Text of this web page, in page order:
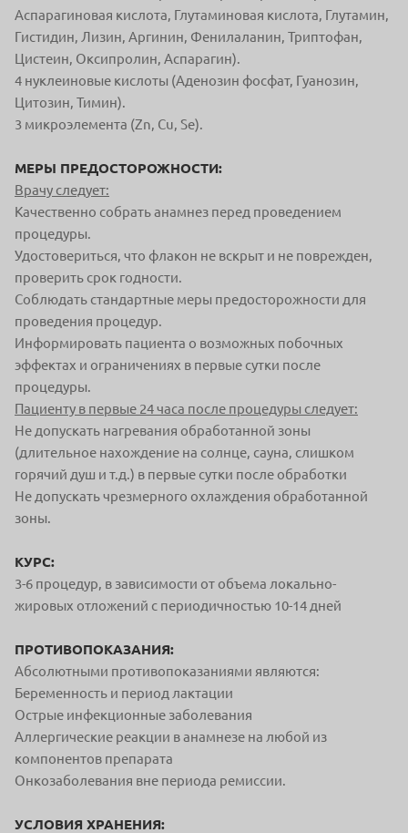
Аспарагиновая кислота, Глутаминовая кислота, Глутамин,
Гистидин, Лизин, Аргинин, Фенилаланин, Триптофан,
Цистеин, Оксипролин, Аспарагин).
4 нуклеиновые кислоты (Аденозин фосфат, Гуанозин,
Цитозин, Тимин).
3 микроэлемента (Zn, Cu, Se).
МЕРЫ ПРЕДОСТОРОЖНОСТИ:
Врачу следует:
Качественно собрать анамнез перед проведением
процедуры.
Удостовериться, что флакон не вскрыт и не поврежден,
проверить срок годности.
Соблюдать стандартные меры предосторожности для
проведения процедур.
Информировать пациента о возможных побочных
эффектах и ограничениях в первые сутки после
процедуры.
Пациенту в первые 24 часа после процедуры следует:
Не допускать нагревания обработанной зоны
(длительное нахождение на солнце, сауна, слишком
горячий душ и т.д.) в первые сутки после обработки
Не допускать чрезмерного охлаждения обработанной
зоны.
КУРС:
3-6 процедур, в зависимости от объема локально-
жировых отложений с периодичностью 10-14 дней
ПРОТИВОПОКАЗАНИЯ:
Абсолютными противопоказаниями являются:
Беременность и период лактации
Острые инфекционные заболевания
Аллергические реакции в анамнезе на любой из
компонентов препарата
Онкозаболевания вне периода ремиссии.
УСЛОВИЯ ХРАНЕНИЯ: